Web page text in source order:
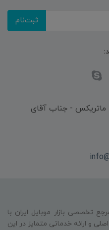
ثبت‌نام
بازرگانی و فروش محصولات MSI ماتریکس - جناب آقای
تخصصی بازار موبایل ایران با
و ارائه خدماتی متمایز در این